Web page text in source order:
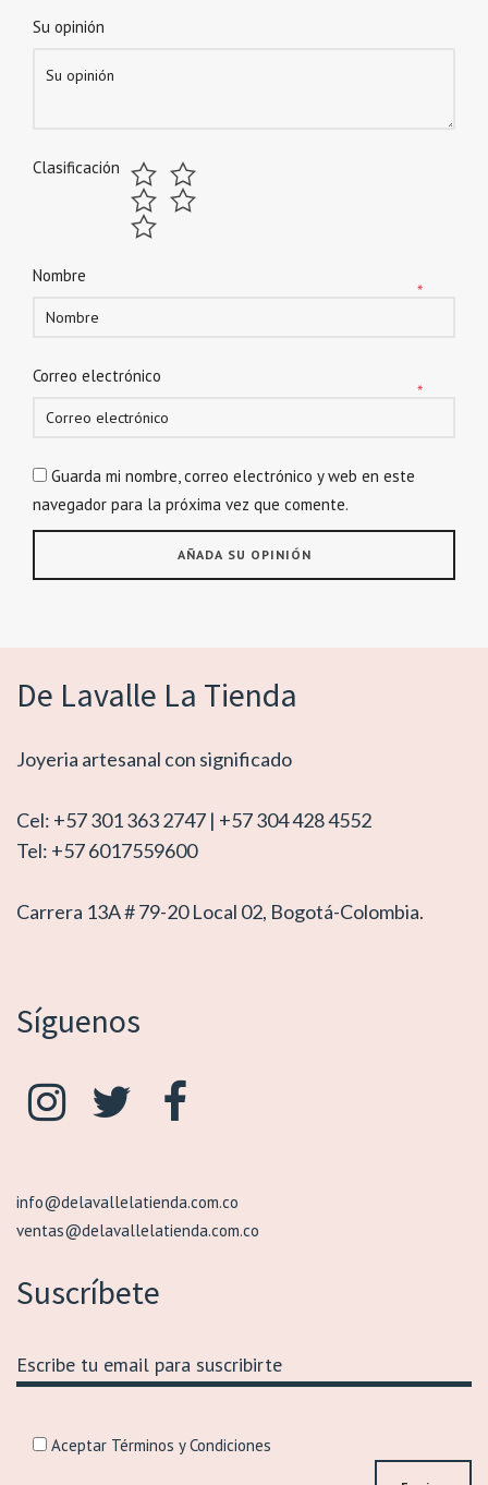
Su opinión
Clasificación
Nombre
*
Correo electrónico
*
Guarda mi nombre, correo electrónico y web en este
navegador para la próxima vez que comente.
De Lavalle La Tienda
Joyeria artesanal con significado
Cel: +57 301 363 2747 | +57 304 428 4552
Tel: +57 6017559600
Carrera 13A # 79-20 Local 02, Bogotá-Colombia.
Síguenos
info@delavallelatienda.com.co
ventas@delavallelatienda.com.co
Suscríbete
Aceptar Términos y Condiciones